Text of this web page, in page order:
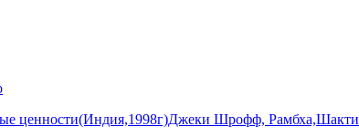
ценности(Индия,1998г)Джеки Шрофф,